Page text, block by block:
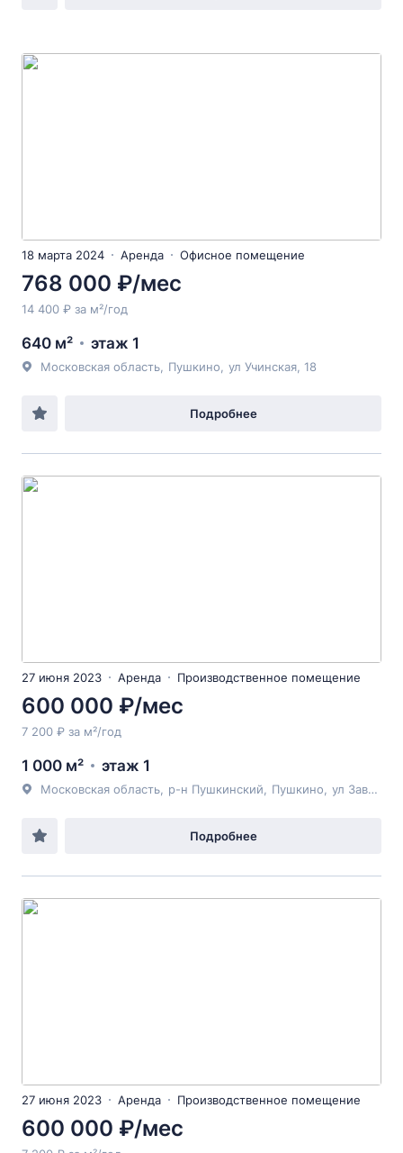
18 марта 2024 Аренда Офисное помещение
768 000 ₽/мес
14 400 ₽ за м²/год
640 м² этаж 1
Московская область Пушкино ул Учинская , 18
Подробнее
27 июня 2023 Аренда Производственное помещение
600 000 ₽/мес
7 200 ₽ за м²/год
1 000 м² этаж 1
Московская область р-н Пушкинский Пушкино ул Заводская
Подробнее
27 июня 2023 Аренда Производственное помещение
600 000 ₽/мес